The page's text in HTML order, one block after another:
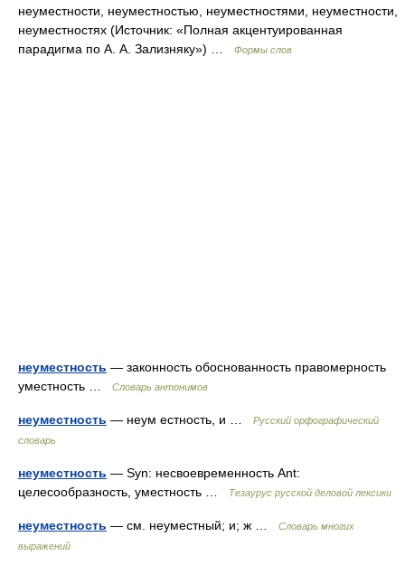
неуместности, неуместностью, неуместностями, неуместности,
неуместностях (Источник: «Полная акцентуированная
парадигма по А. А. Зализняку») …
Формы слов
неуместность — законность обоснованность правомерность
уместность …
Словарь антонимов
неуместность — неум естность, и …
Русский орфографический
словарь
неуместность — Syn: несвоевременность Ant:
целесообразность, уместность …
Тезаурус русской деловой лексики
неуместность — см. неуместный; и; ж …
Словарь многих
выражений